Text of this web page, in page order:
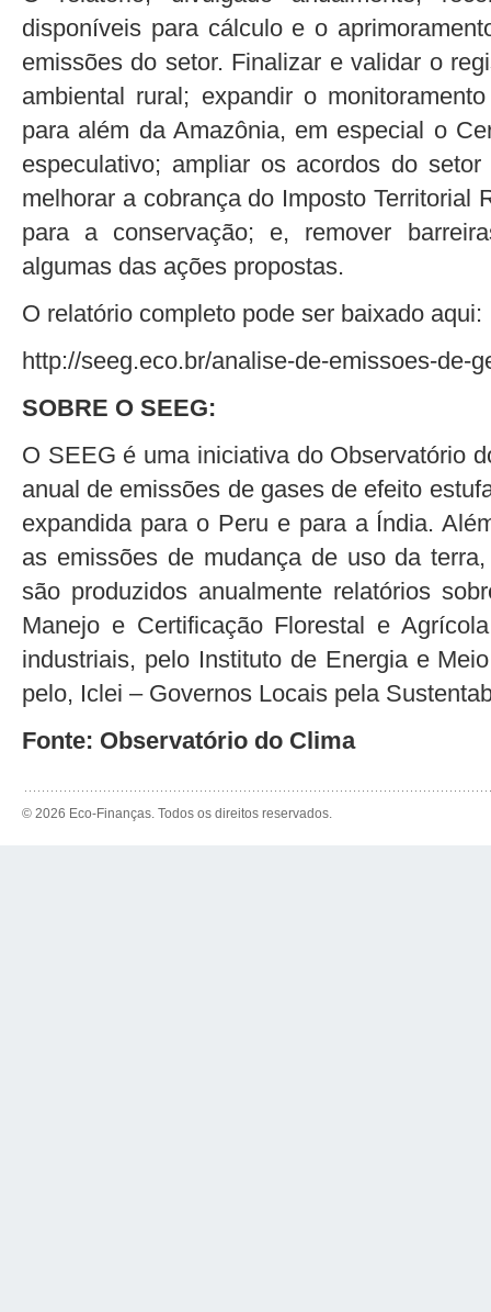
disponíveis para cálculo e o
emissões do setor. Finalizar e validar o
ambiental rural; expandir o
para além da Amazônia, em especial o
especulativo; ampliar os acordos do
melhorar a cobrança do Imposto Territorial
para a conservação; e, remover
algumas das ações propostas.
O relatório completo pode ser baixado aqui:
http://seeg.eco.br/analise-de-emissoes-de-
SOBRE O SEEG:
O SEEG é uma iniciativa do Observatório
anual de emissões de gases de efeito
expandida para o Peru e para a Índia.
as emissões de mudança de uso da
são produzidos anualmente relatórios
Manejo e Certificação Florestal e
industriais, pelo Instituto de Energia e
pelo, Iclei – Governos Locais pela
Fonte: Observatório do Clima
© 2026 Eco-Finanças. Todos os direitos reservados.